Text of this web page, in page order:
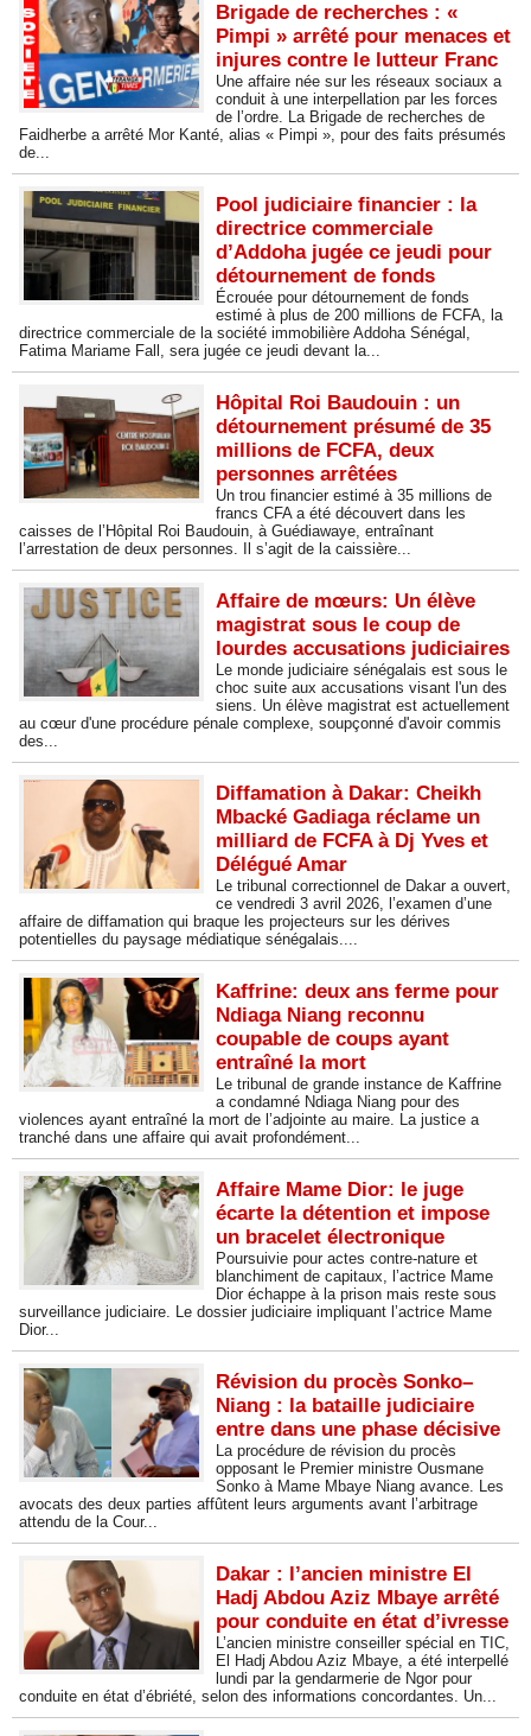
Brigade de recherches : «
Pimpi » arrêté pour menaces et
injures contre le lutteur Franc
Une affaire née sur les réseaux sociaux a
conduit à une interpellation par les forces
de l’ordre. La Brigade de recherches de
Faidherbe a arrêté Mor Kanté, alias « Pimpi », pour des faits présumés
de...
Pool judiciaire financier : la
directrice commerciale
d’Addoha jugée ce jeudi pour
détournement de fonds
Écrouée pour détournement de fonds
estimé à plus de 200 millions de FCFA, la
directrice commerciale de la société immobilière Addoha Sénégal,
Fatima Mariame Fall, sera jugée ce jeudi devant la...
Hôpital Roi Baudouin : un
détournement présumé de 35
millions de FCFA, deux
personnes arrêtées
Un trou financier estimé à 35 millions de
francs CFA a été découvert dans les
caisses de l’Hôpital Roi Baudouin, à Guédiawaye, entraînant
l’arrestation de deux personnes. Il s’agit de la caissière...
Affaire de mœurs: Un élève
magistrat sous le coup de
lourdes accusations judiciaires
Le monde judiciaire sénégalais est sous le
choc suite aux accusations visant l'un des
siens. Un élève magistrat est actuellement
au cœur d'une procédure pénale complexe, soupçonné d'avoir commis
des...
Diffamation à Dakar: Cheikh
Mbacké Gadiaga réclame un
milliard de FCFA à Dj Yves et
Délégué Amar
Le tribunal correctionnel de Dakar a ouvert,
ce vendredi 3 avril 2026, l’examen d’une
affaire de diffamation qui braque les projecteurs sur les dérives
potentielles du paysage médiatique sénégalais....
Kaffrine: deux ans ferme pour
Ndiaga Niang reconnu
coupable de coups ayant
entraîné la mort
Le tribunal de grande instance de Kaffrine
a condamné Ndiaga Niang pour des
violences ayant entraîné la mort de l’adjointe au maire. La justice a
tranché dans une affaire qui avait profondément...
Affaire Mame Dior: le juge
écarte la détention et impose
un bracelet électronique
Poursuivie pour actes contre-nature et
blanchiment de capitaux, l’actrice Mame
Dior échappe à la prison mais reste sous
surveillance judiciaire. Le dossier judiciaire impliquant l’actrice Mame
Dior...
Révision du procès Sonko–
Niang : la bataille judiciaire
entre dans une phase décisive
La procédure de révision du procès
opposant le Premier ministre Ousmane
Sonko à Mame Mbaye Niang avance. Les
avocats des deux parties affûtent leurs arguments avant l’arbitrage
attendu de la Cour...
Dakar : l’ancien ministre El
Hadj Abdou Aziz Mbaye arrêté
pour conduite en état d’ivresse
L’ancien ministre conseiller spécial en TIC,
El Hadj Abdou Aziz Mbaye, a été interpellé
lundi par la gendarmerie de Ngor pour
conduite en état d’ébriété, selon des informations concordantes. Un...